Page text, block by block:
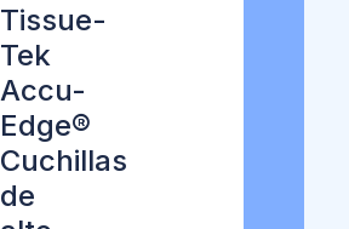
Tissue-
Tek
Accu-
Edge®
Cuchillas
de